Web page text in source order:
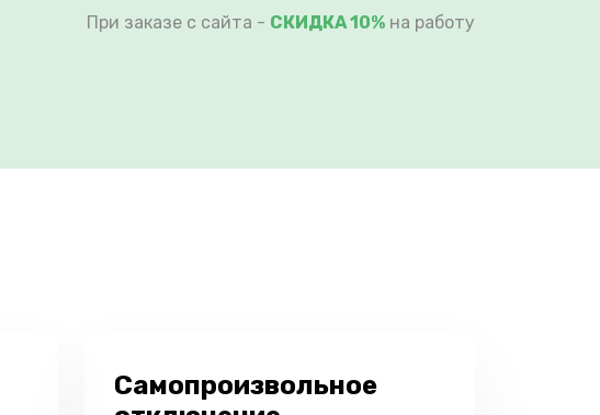
При заказе с сайта - СКИДКА 10% на работу
Самопроизвольное